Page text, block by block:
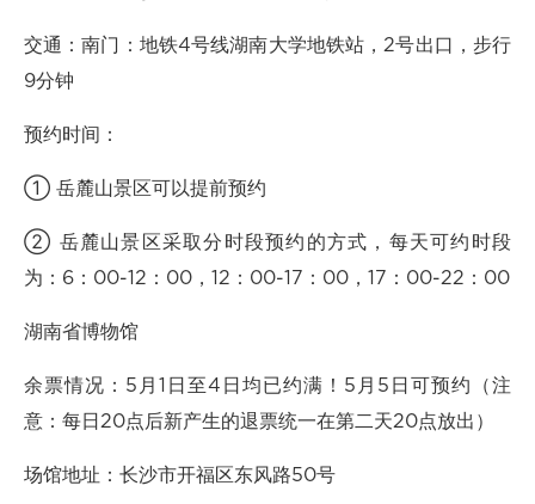
交通：南门：地铁4号线湖南大学地铁站，2号出口，步行
9分钟
预约时间：
① 岳麓山景区可以提前预约
② 岳麓山景区采取分时段预约的方式，每天可约时段
为：6：00-12：00，12：00-17：00，17：00-22：00
湖南省博物馆
余票情况：5月1日至4日均已约满！5月5日可预约（注
意：每日20点后新产生的退票统一在第二天20点放出）
场馆地址：长沙市开福区东风路50号